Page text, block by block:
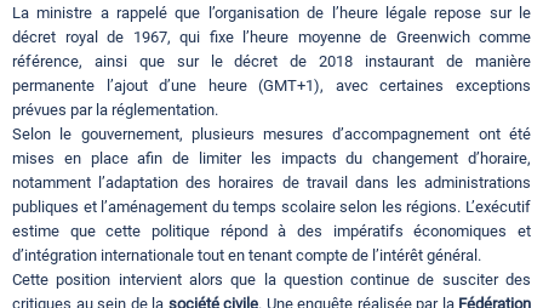
La ministre a rappelé que l’organisation de l’heure légale repose sur le
décret royal de 1967, qui fixe l’heure moyenne de Greenwich comme
référence, ainsi que sur le décret de 2018 instaurant de manière
permanente l’ajout d’une heure (GMT+1), avec certaines exceptions
prévues par la réglementation.
Selon le gouvernement, plusieurs mesures d’accompagnement ont été
mises en place afin de limiter les impacts du changement d’horaire,
notamment l’adaptation des horaires de travail dans les administrations
publiques et l’aménagement du temps scolaire selon les régions. L’exécutif
estime que cette politique répond à des impératifs économiques et
d’intégration internationale tout en tenant compte de l’intérêt général.
Cette position intervient alors que la question continue de susciter des
critiques au sein de la société civile. Une enquête réalisée par la Fédération